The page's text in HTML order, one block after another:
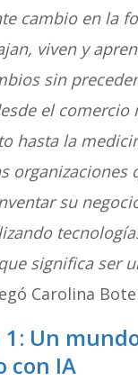
cambio en la
viven y
sin
el comercio
hasta la
organizaciones
su
significa ser
Carolina
Un
con IA